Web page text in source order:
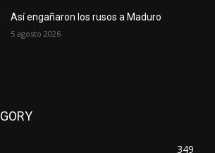
Así engañaron los rusos a Maduro
5 agosto 2026
349